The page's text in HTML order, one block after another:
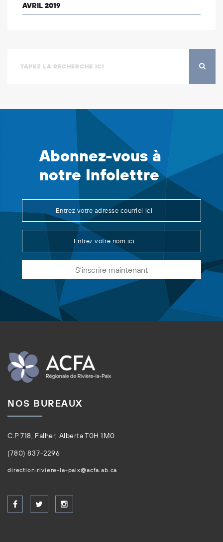
AVRIL 2019
Abonnez-vous à
notre Infolettre
S'inscrire maintenant
NOS BUREAUX
C.P 718, Falher, Alberta T0H 1M0
(780) 837-2296
direction.riviere-la-paix@acfa.ab.ca